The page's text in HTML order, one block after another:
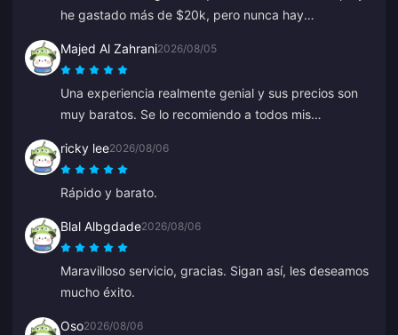
he gastado más de $20k, pero nunca hay
ofrecen cupones o reembolsos. Es decepcionante no
ver ninguna recompensa para los clientes leales.
Majed Al Zahrani2026/08/05
Una experiencia realmente genial y sus precios son
muy baratos. Se lo recomiendo a todos mis
ricky lee2026/08/06
Rápido y barato.
Blal Albgdade2026/08/06
Maravilloso servicio, gracias. Sigan así, les deseamos
mucho éxito.
Oso2026/08/06